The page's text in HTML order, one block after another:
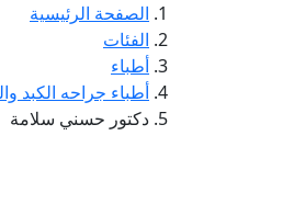
الصفحة الرئيسية
الفئات
أطباء
أطباء جراحه الكبد
دكتور حسني سلامة